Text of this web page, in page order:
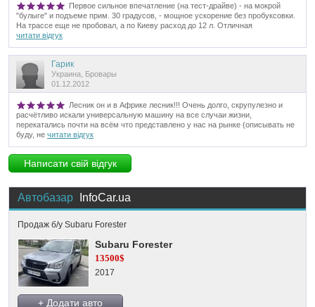
Первое сильное впечатление (на тест-драйве) - на мокрой
"булыге" и подъеме прим. 30 градусов, - мощное ускорение без пробуксовки.
На трассе еще не пробовал, а по Киеву расход до 12 л. Отличная
читати відгук
Гарик
Украина, Бровары
01.12.2012
Лесник он и в Африке лесник!!! Очень долго, скрупулезно и
расчётливо искали универсальную машину на все случаи жизни,
перекатались почти на всём что представлено у нас на рынке (описывать не
буду, не читати відгук
Написати свій відгук
Автобазар InfoCar.ua
Продаж б/у Subaru Forester
Subaru Forester
13500$
2017
+ Додати авто